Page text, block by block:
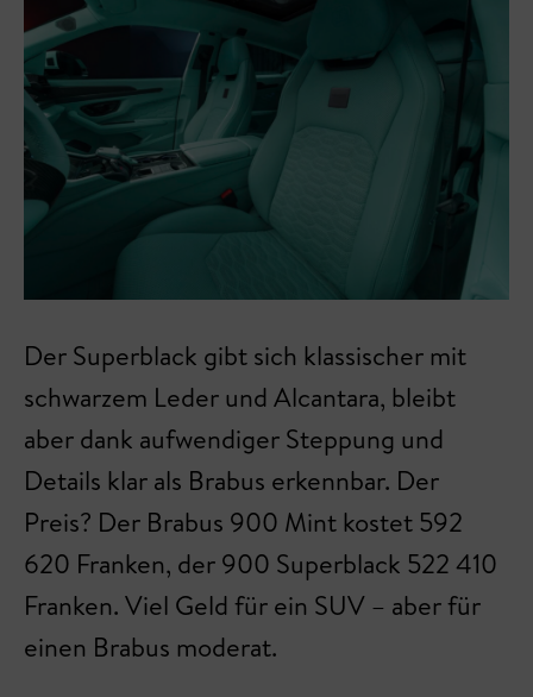
Der Superblack gibt sich klassischer mit
schwarzem Leder und Alcantara, bleibt
aber dank aufwendiger Steppung und
Details klar als Brabus erkennbar. Der
Preis? Der Brabus 900 Mint kostet 592
620 Franken, der 900 Superblack 522 410
Franken. Viel Geld für ein SUV – aber für
einen Brabus moderat.